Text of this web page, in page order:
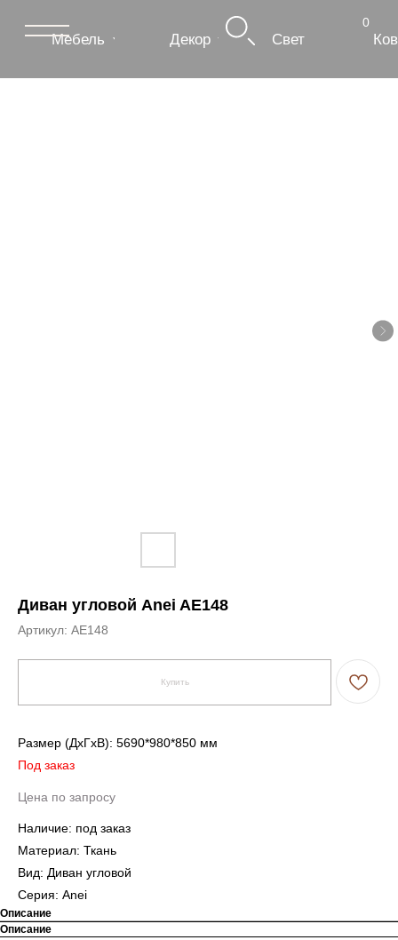
Мебель
Диван угловой Anei AE148
Артикул: AE148
Купить
Размер (ДxГxВ): 5690*980*850 мм
Под заказ
Цена по запросу
Наличие: под заказ
Материал: Ткань
Вид: Диван угловой
Серия: Anei
Описание
Описание